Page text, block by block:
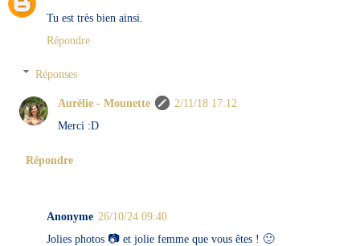
Tu est très bien ainsi.
Répondre
Réponses
Aurélie - Mounette
2/11/18 17:12
Merci :D
Répondre
Anonyme 26/10/24 09:40
Jolies photos 📷 et jolie femme que vous êtes ! 🙂